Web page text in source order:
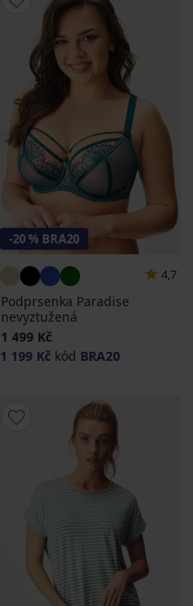
-20 % BRA20
4,7
Podprsenka Paradise
nevyztužená
1 499 Kč
1 199 Kč kód BRA20